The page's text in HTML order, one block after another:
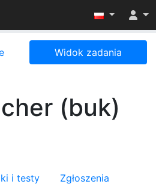
widoczność menu
Widok zadania
(buk)
i testy Zgłoszenia